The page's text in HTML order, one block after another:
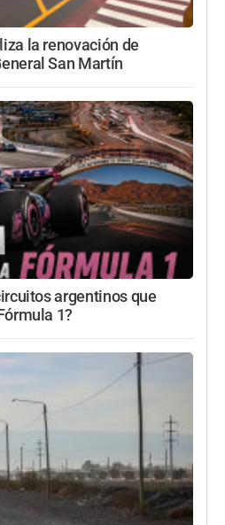
la renovación de
San Martín
argentinos que
1?